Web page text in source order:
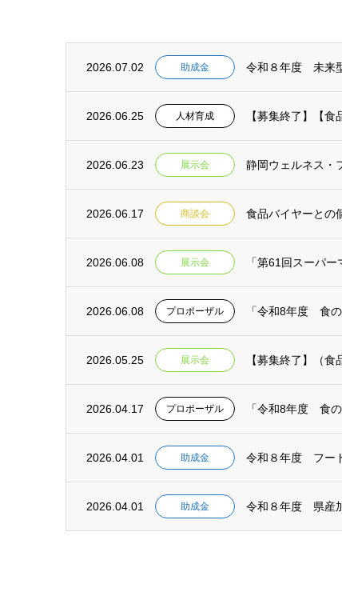
2026.07.02 助成金
2026.06.25 人材育成 【募集終了】【
2026.06.23 展示会 静岡ウェルネス・
2026.06.17 商談会
2026.06.08 展示会 「第61回スーパ
2026.06.08 プロポーザル
2026.05.25 展示会 【募集終了】（
2026.04.17 プロポーザル
2026.04.01 助成金
2026.04.01 助成金